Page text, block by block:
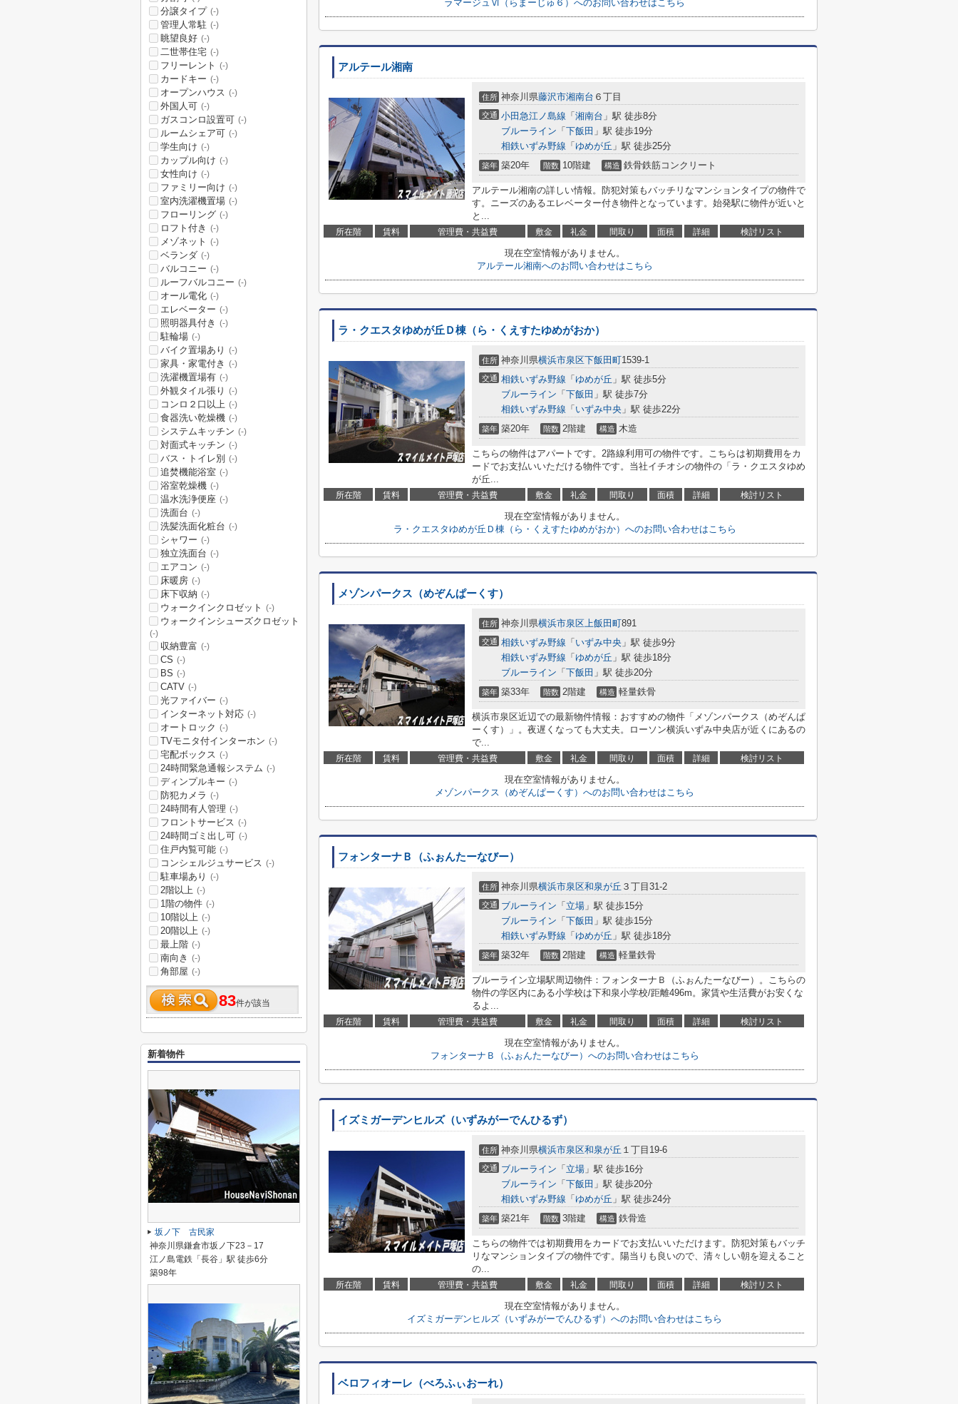
ラマージュⅥ（らまーじゅ６）へのお問い合わせはこちら
アルテール湘南
住所 神奈川県藤沢市湘南台 ６丁目
交通 小田急江ノ島線 「 湘南台 」駅 徒歩8分
ブルーライン 「 下飯田 」駅 徒歩19分
相鉄いずみ野線 「 ゆめが丘 」駅 徒歩25分
築年 築20年 階数 10階建 構造 鉄骨鉄筋コンクリート
アルテール湘南の詳しい情報。防犯対策もバッチリなマンションタイプの物件で
す。ニーズのあるエレベーター付き物件となっています。始発駅に物件が近いと
と...
所在階 賃料 管理費・共益費 敷金 礼金 間取り 面積 詳細 検討リスト
現在空室情報がありません。
アルテール湘南へのお問い合わせはこちら
ラ・クエスタゆめが丘Ｄ棟（ら・くえすたゆめがおか）
住所 神奈川県横浜市泉区下飯田町1539-1
交通 相鉄いずみ野線 「 ゆめが丘 」駅 徒歩5分
ブルーライン 「 下飯田 」駅 徒歩7分
相鉄いずみ野線 「 いずみ中央 」駅 徒歩22分
築年 築20年 階数 2階建 構造 木造
こちらの物件はアパートです。2路線利用可の物件です。こちらは初期費用をカ
ードでお支払いいただける物件です。当社イチオシの物件の「ラ・クエスタゆめ
が丘...
所在階 賃料 管理費・共益費 敷金 礼金 間取り 面積 詳細 検討リスト
現在空室情報がありません。
ラ・クエスタゆめが丘Ｄ棟（ら・くえすたゆめがおか）へのお問い合わせはこちら
メゾンパークス（めぞんぱーくす）
住所 神奈川県横浜市泉区上飯田町891
交通 相鉄いずみ野線 「 いずみ中央 」駅 徒歩9分
相鉄いずみ野線 「 ゆめが丘 」駅 徒歩18分
ブルーライン 「 下飯田 」駅 徒歩20分
築年 築33年 階数 2階建 構造 軽量鉄骨
横浜市泉区近辺での最新物件情報：おすすめの物件「メゾンパークス（めぞんぱ
ーくす）」。夜遅くなっても大丈夫。ローソン横浜いずみ中央店が近くにあるの
で...
所在階 賃料 管理費・共益費 敷金 礼金 間取り 面積 詳細 検討リスト
現在空室情報がありません。
メゾンパークス（めぞんぱーくす）へのお問い合わせはこちら
フォンターナＢ（ふぉんたーなびー）
住所 神奈川県横浜市泉区和泉が丘 ３丁目31-2
交通 ブルーライン 「 立場 」駅 徒歩15分
ブルーライン 「 下飯田 」駅 徒歩15分
相鉄いずみ野線 「 ゆめが丘 」駅 徒歩18分
築年 築32年 階数 2階建 構造 軽量鉄骨
ブルーライン立場駅周辺物件：フォンターナＢ（ふぉんたーなびー）。こちらの
物件の学区内にある小学校は下和泉小学校/距離496m。家賃や生活費がお安くな
るよ...
所在階 賃料 管理費・共益費 敷金 礼金 間取り 面積 詳細 検討リスト
現在空室情報がありません。
フォンターナＢ（ふぉんたーなびー）へのお問い合わせはこちら
イズミガーデンヒルズ（いずみがーでんひるず）
住所 神奈川県横浜市泉区和泉が丘 １丁目19-6
交通 ブルーライン 「 立場 」駅 徒歩16分
ブルーライン 「 下飯田 」駅 徒歩20分
相鉄いずみ野線 「 ゆめが丘 」駅 徒歩24分
築年 築21年 階数 3階建 構造 鉄骨造
こちらの物件では初期費用をカードでお支払いいただけます。防犯対策もバッチ
リなマンションタイプの物件です。陽当りも良いので、清々しい朝を迎えること
の...
所在階 賃料 管理費・共益費 敷金 礼金 間取り 面積 詳細 検討リスト
現在空室情報がありません。
イズミガーデンヒルズ（いずみがーでんひるず）へのお問い合わせはこちら
ベロフィオーレ（べろふぃおーれ）
分譲タイプ (-)
管理人常駐 (-)
眺望良好 (-)
二世帯住宅 (-)
フリーレント (-)
カードキー (-)
オープンハウス (-)
外国人可 (-)
ガスコンロ設置可 (-)
ルームシェア可 (-)
学生向け (-)
カップル向け (-)
女性向け (-)
ファミリー向け (-)
室内洗濯機置場 (-)
フローリング (-)
ロフト付き (-)
メゾネット (-)
ベランダ (-)
バルコニー (-)
ルーフバルコニー (-)
オール電化 (-)
エレベーター (-)
照明器具付き (-)
駐輪場 (-)
バイク置場あり (-)
家具・家電付き (-)
洗濯機置場有 (-)
外観タイル張り (-)
コンロ２口以上 (-)
食器洗い乾燥機 (-)
システムキッチン (-)
対面式キッチン (-)
バス・トイレ別 (-)
追焚機能浴室 (-)
浴室乾燥機 (-)
温水洗浄便座 (-)
洗面台 (-)
洗髪洗面化粧台 (-)
シャワー (-)
独立洗面台 (-)
エアコン (-)
床暖房 (-)
床下収納 (-)
ウォークインクロゼット (-)
ウォークインシューズクロゼット
(-)
収納豊富 (-)
CS (-)
BS (-)
CATV (-)
光ファイバー (-)
インターネット対応 (-)
オートロック (-)
TVモニタ付インターホン (-)
宅配ボックス (-)
24時間緊急通報システム (-)
ディンプルキー (-)
防犯カメラ (-)
24時間有人管理 (-)
フロントサービス (-)
24時間ゴミ出し可 (-)
住戸内覧可能 (-)
コンシェルジュサービス (-)
駐車場あり (-)
2階以上 (-)
1階の物件 (-)
10階以上 (-)
20階以上 (-)
最上階 (-)
南向き (-)
角部屋 (-)
83件が該当
新着物件
坂ノ下 古民家
神奈川県鎌倉市坂ノ下23－17
江ノ島電鉄「長谷」駅 徒歩6分
築98年